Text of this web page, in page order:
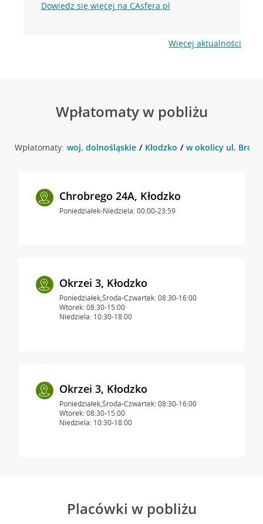
Dowiedz się więcej na CAsfera.pl
Więcej aktualności
Wpłatomaty w pobliżu
Wpłatomaty: woj. dolnośląskie Kłodzko w okolicy ul.
Chrobrego 24A, Kłodzko
Poniedziałek-Niedziela: 00:00-23:59
Okrzei 3, Kłodzko
Poniedziałek,Środa-Czwartek: 08:30-16:00
Wtorek: 08:30-15:00
Niedziela: 10:30-18:00
Okrzei 3, Kłodzko
Poniedziałek,Środa-Czwartek: 08:30-16:00
Wtorek: 08:30-15:00
Niedziela: 10:30-18:00
Placówki w pobliżu